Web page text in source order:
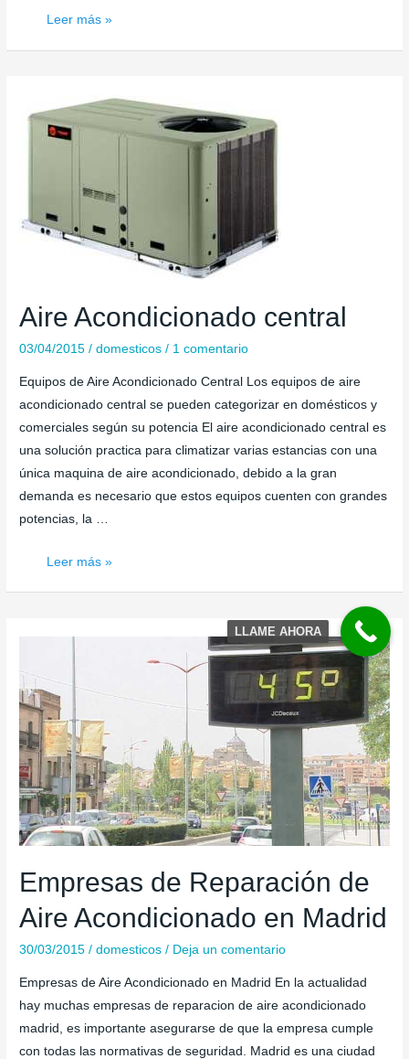
Aire
Leer más »
Aire Acondicionado central
03/04/2015 /domesticos / 1 comentario
Equipos de Aire Acondicionado Central Los equipos de aire
acondicionado central se pueden categorizar en domésticos y
comerciales según su potencia El aire acondicionado central es
una solución practica para climatizar varias estancias con una
única maquina de aire acondicionado, debido a la gran
demanda es necesario que estos equipos cuenten con grandes
potencias, la …
Aire
Leer más »
Empresas de Reparación de
Aire Acondicionado en Madrid
30/03/2015 /domesticos / Deja un comentario
Empresas de Aire Acondicionado en Madrid En la actualidad
hay muchas empresas de reparacion de aire acondicionado
madrid, es importante asegurarse de que la empresa cumple
con todas las normativas de seguridad. Madrid es una ciudad
LLAME AHORA